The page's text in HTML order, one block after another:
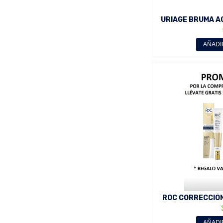
URIAGE BRUMA
ROC
CORREXT